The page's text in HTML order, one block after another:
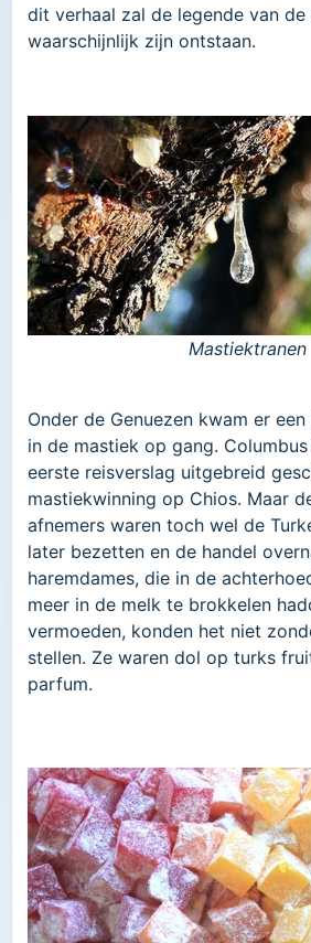
dit verhaal zal de legende van de
waarschijnlijk zijn ontstaan.
Mastiektranen
Onder de Genuezen kwam er
in de mastiek op gang.
eerste reisverslag uitgebreid
mastiekwinning op Chios. Maar
afnemers waren toch wel de
later bezetten en de handel
haremdames, die in de
meer in de melk te brokkelen
vermoeden, konden het niet
stellen. Ze waren dol op turks
parfum.